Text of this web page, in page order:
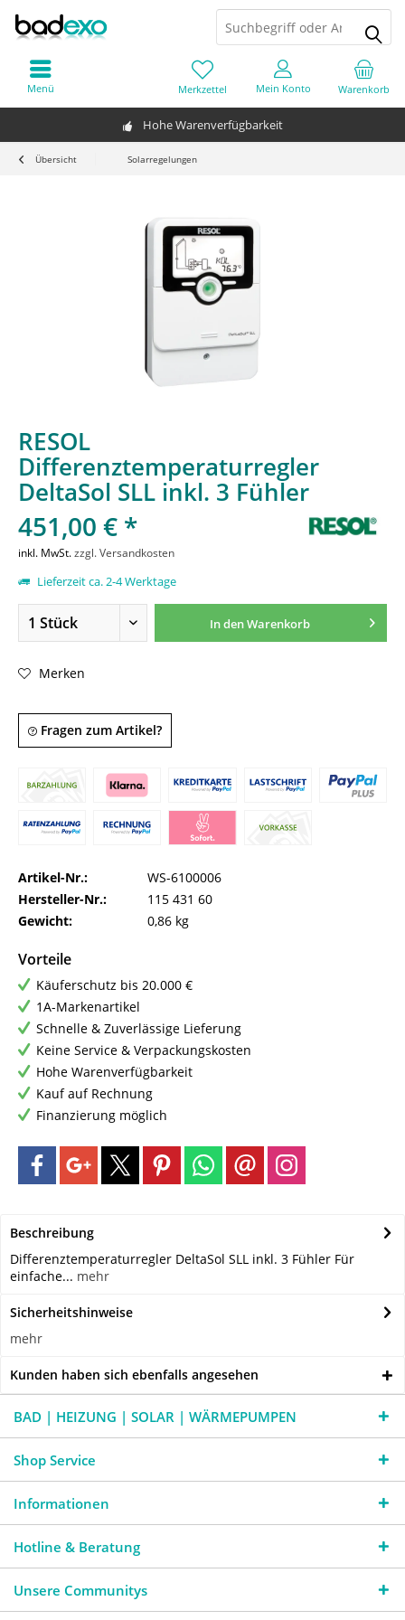
Hohe Warenverfügbarkeit
Warenkorb
Merkzettel Mein Konto
Menü
Übersicht Solarregelungen
RESOL
Differenztemperaturregler
DeltaSol SLL inkl. 3 Fühler
451,00 € *
inkl. MwSt.zzgl. Versandkosten
Lieferzeit ca. 2-4 Werktage
In denWarenkorb
Merken
Fragen zum Artikel?
Artikel-Nr.:
WS-6100006
Hersteller-Nr.:
115 431 60
Gewicht:
0,86 kg
Vorteile
Käuferschutz bis 20.000 €
1A-Markenartikel
Schnelle & Zuverlässige Lieferung
Keine Service & Verpackungskosten
Hohe Warenverfügbarkeit
Kauf auf Rechnung
Finanzierung möglich
Beschreibung
Differenztemperaturregler DeltaSol SLL inkl. 3 Fühler Für
einfache... mehr
Sicherheitshinweise
mehr
Kunden haben sich ebenfalls angesehen
BAD | HEIZUNG | SOLAR | WÄRMEPUMPEN
Shop Service
Informationen
Hotline & Beratung
Unsere Communitys